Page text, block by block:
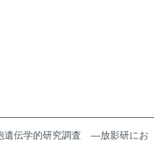
遺伝学的研究調査 ―放影研にお